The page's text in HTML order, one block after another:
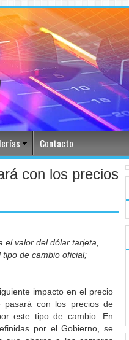
Contacto
con los precios
valor del dólar tarjeta,
de cambio oficial;
impacto en el precio
pasará con los precios de
este tipo de cambio. En
por el Gobierno, se